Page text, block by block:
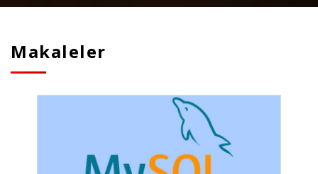
Makaleler